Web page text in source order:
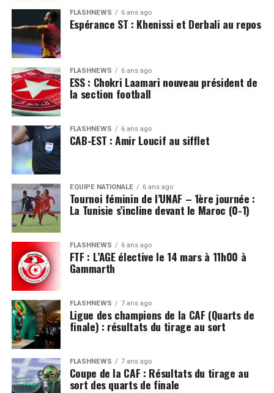
FLASHNEWS 6 ans ago
Espérance ST : Khenissi et Derbali au repos
FLASHNEWS 6 ans ago
ESS : Chokri Laamari nouveau président de
la section football
FLASHNEWS 6 ans ago
CAB-EST : Amir Loucif au sifflet
EQUIPE NATIONALE 6 ans ago
Tournoi féminin de l’UNAF – 1ère journée :
La Tunisie s’incline devant le Maroc (0-1)
FLASHNEWS 6 ans ago
FTF : L’AGE élective le 14 mars à 11h00 à
Gammarth
FLASHNEWS 7 ans ago
Ligue des champions de la CAF (Quarts de
finale) : résultats du tirage au sort
FLASHNEWS 7 ans ago
Coupe de la CAF : Résultats du tirage au
sort des quarts de finale